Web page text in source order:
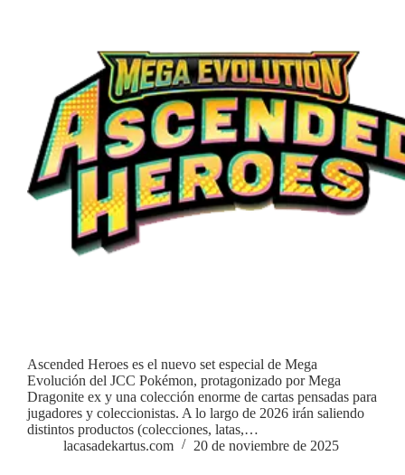
Ascended Heroes es el nuevo set especial de Mega
Evolución del JCC Pokémon, protagonizado por Mega
Dragonite ex y una colección enorme de cartas pensadas para
jugadores y coleccionistas. A lo largo de 2026 irán saliendo
distintos productos (colecciones, latas,…
lacasadekartus.com
20 de noviembre de 2025